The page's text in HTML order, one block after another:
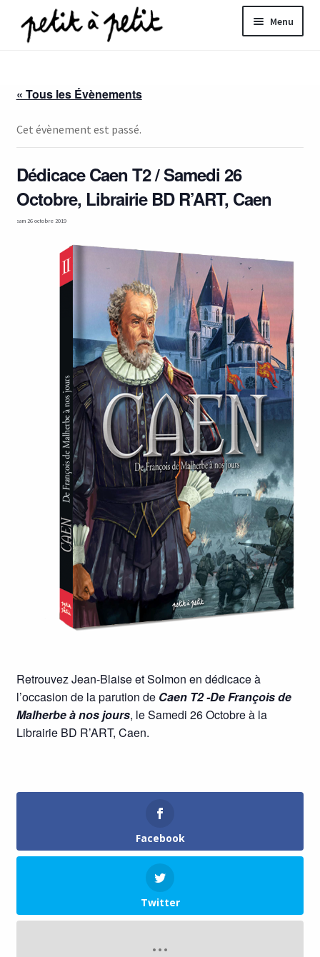
Aller
à
Aller
au
Menu
« Tous les Évènements
Cet évènement est passé.
Dédicace Caen T2 / Samedi 26
Octobre, Librairie BD R’ART, Caen
sam 26 octobre 2019
Retrouvez Jean-Blaise et Solmon en dédicace à
l’occasion de la parution de Caen T2 -De François de
Malherbe à nos jours, le Samedi 26 Octobre à la
Librairie BD R’ART, Caen.
Facebook
Twitter